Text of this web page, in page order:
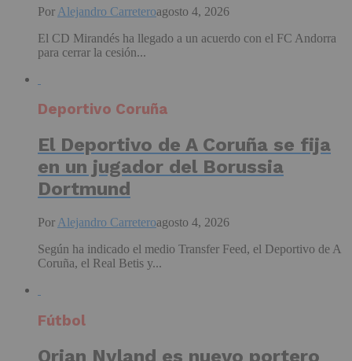
Por Alejandro Carreteroagosto 4, 2026
El CD Mirandés ha llegado a un acuerdo con el FC Andorra
para cerrar la cesión...
Deportivo Coruña
El Deportivo de A Coruña se fija
en un jugador del Borussia
Dortmund
Por Alejandro Carreteroagosto 4, 2026
Según ha indicado el medio Transfer Feed, el Deportivo de A
Coruña, el Real Betis y...
Fútbol
Orjan Nyland es nuevo portero